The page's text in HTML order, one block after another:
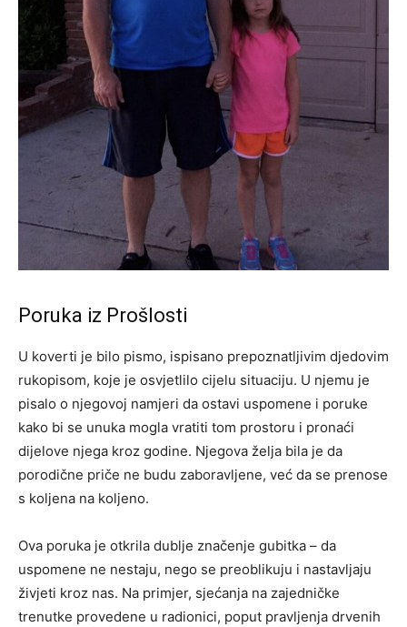
Poruka iz Prošlosti
U koverti je bilo pismo, ispisano prepoznatljivim djedovim
rukopisom, koje je osvjetlilo cijelu situaciju. U njemu je
pisalo o njegovoj namjeri da ostavi uspomene i poruke
kako bi se unuka mogla vratiti tom prostoru i pronaći
dijelove njega kroz godine. Njegova želja bila je da
porodične priče ne budu zaboravljene, već da se prenose
s koljena na koljeno.
Ova poruka je otkrila dublje značenje gubitka – da
uspomene ne nestaju, nego se preoblikuju i nastavljaju
živjeti kroz nas. Na primjer, sjećanja na zajedničke
trenutke provedene u radionici, poput pravljenja drvenih